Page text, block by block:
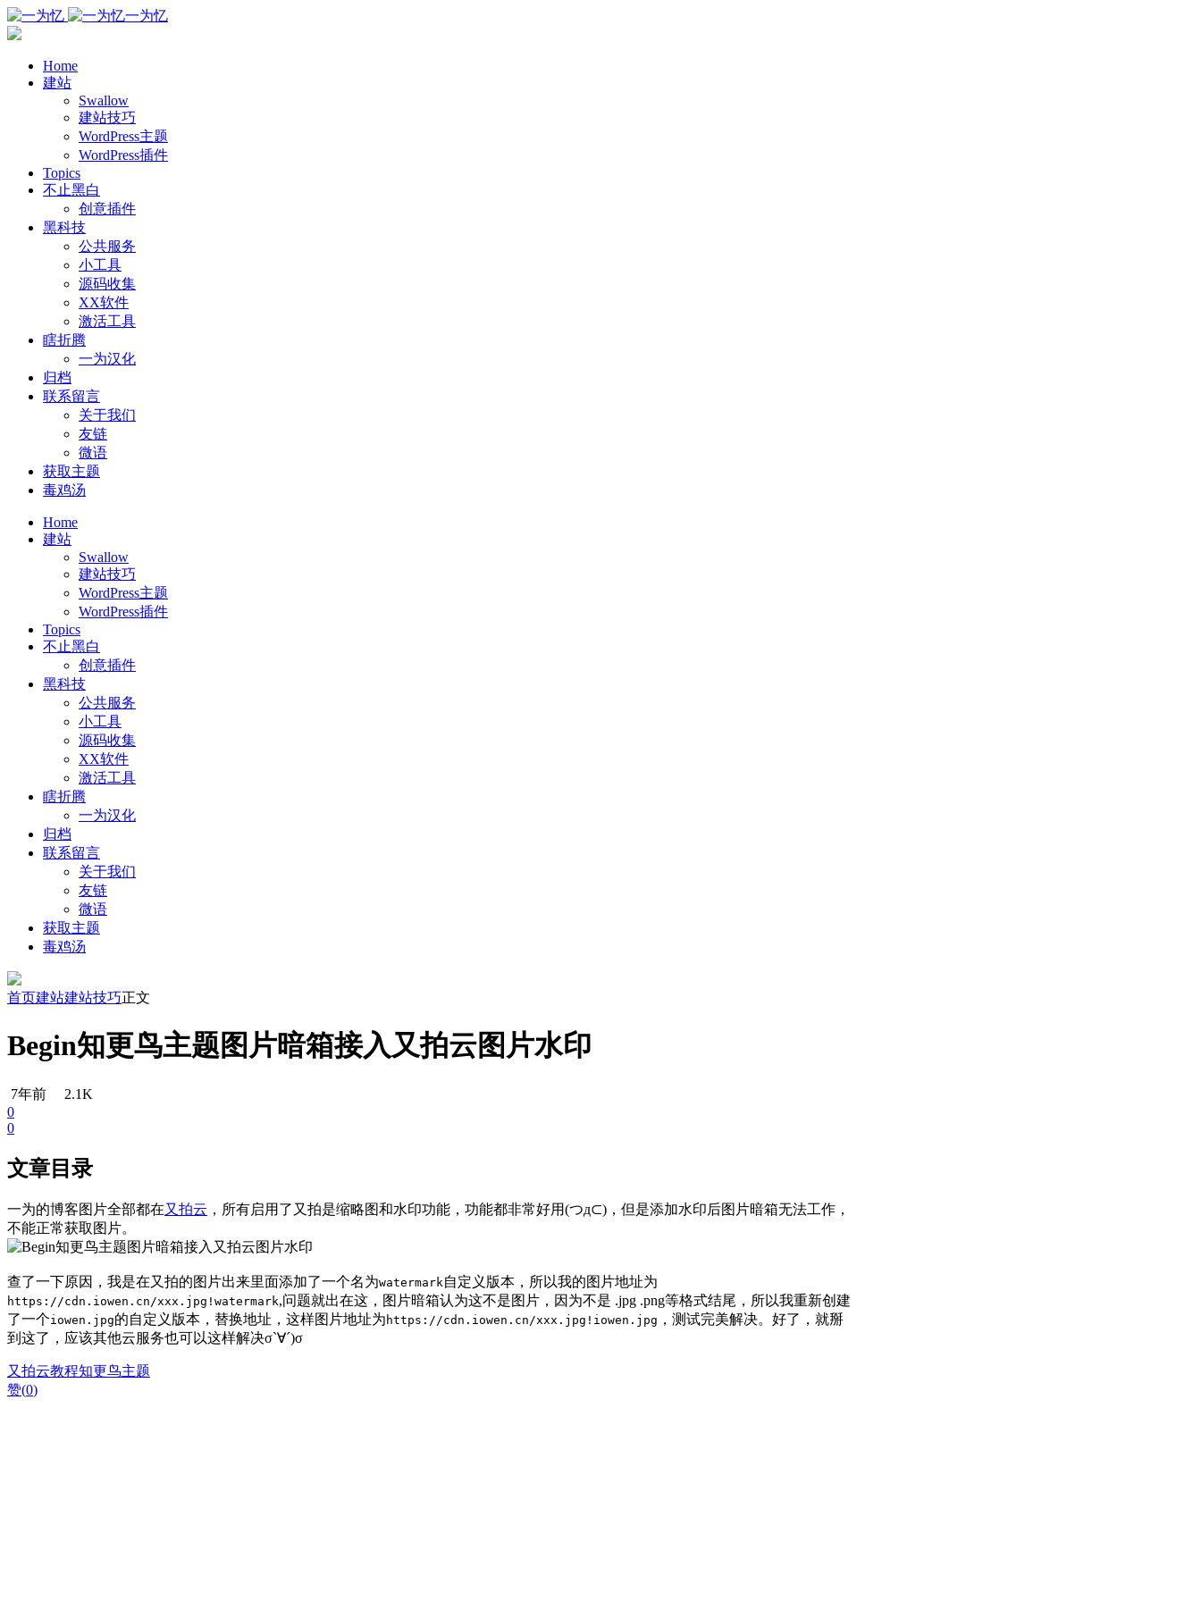
一为忆
Home
建站
Swallow
建站技巧
WordPress主题
WordPress插件
Topics
不止黑白
创意插件
黑科技
公共服务
小工具
源码收集
XX软件
激活工具
瞎折腾
一为汉化
归档
联系留言
关于我们
友链
微语
获取主题
毒鸡汤
Home
建站
Swallow
建站技巧
WordPress主题
WordPress插件
Topics
不止黑白
创意插件
黑科技
公共服务
小工具
源码收集
XX软件
激活工具
瞎折腾
一为汉化
归档
联系留言
关于我们
友链
微语
获取主题
毒鸡汤
首页建站建站技巧正文
Begin知更鸟主题图片暗箱接入又拍云图片水印
7年前
2.1K
0
0
文章目录
一为的博客图片全部都在又拍云 ，所有启用了又拍是缩略图和水印功能，功能都非常好用(つд⊂)，但是添加水印后图片暗箱无法工作，
不能正常获取图片。
查了一下原因，我是在又拍的图片出来里面添加了一个名为watermark 自定义版本，所以我的图片地址为
https://cdn.iowen.cn/xxx.jpg!watermark,问题就出在这，图片暗箱认为这不是图片，因为不是 .jpg .png等格式结尾，所以我重新创建
了一个iowen.jpg的自定义版本，替换地址，这样图片地址为 https://cdn.iowen.cn/xxx.jpg!iowen.jpg ，测试完美解决。好了，就掰
到这了，应该其他云服务也可以这样解决σ`∀´)σ
又拍云教程知更鸟主题
赞(0)